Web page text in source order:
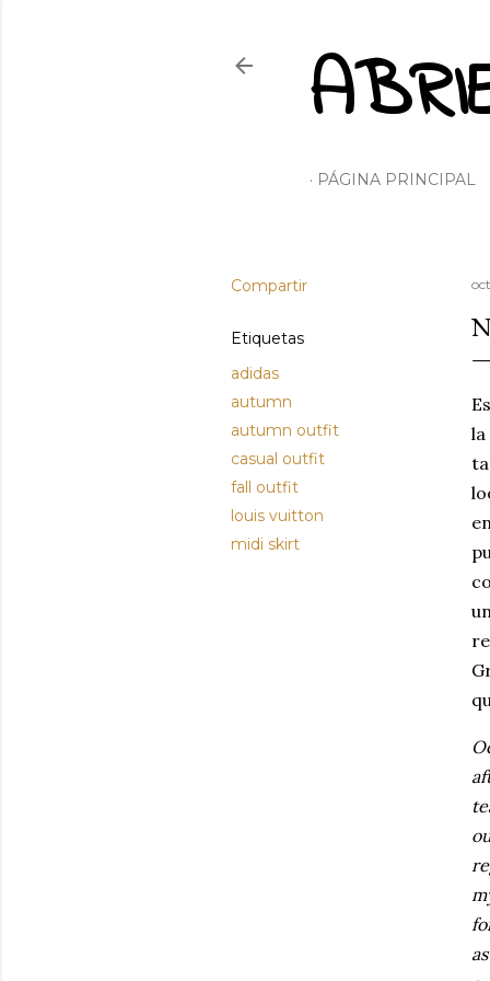
PÁGINA PRINCIPAL
Compartir
Etiquetas
adidas
autumn
autumn outfit
casual outfit
fall outfit
louis vuitton
midi skirt